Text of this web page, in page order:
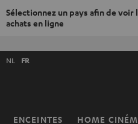
Sélectionnez un pays afin de
achats en ligne
ENCEINTES HOME
Choisissez
NL FR